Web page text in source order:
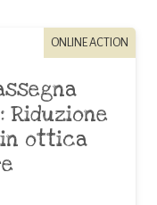
ONLINE ACTION
Riduzione
in ottica